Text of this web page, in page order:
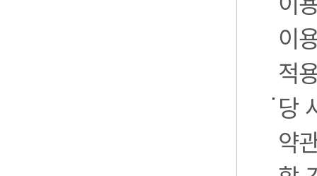
이
적
당
약